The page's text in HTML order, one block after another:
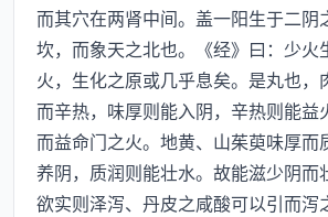
而其穴在两肾中间。盖一阳生于二阴
坎，而象天之北也。《经》曰：少火
火，生化之原或几乎息矣。是丸也，
而辛热，味厚则能入阴，辛热则能益
而益命门之火。地黄、山茱萸味厚而
养阴，质润则能壮水。故能滋少阴而
欲实则泽泻、丹皮之咸酸可以引而泻